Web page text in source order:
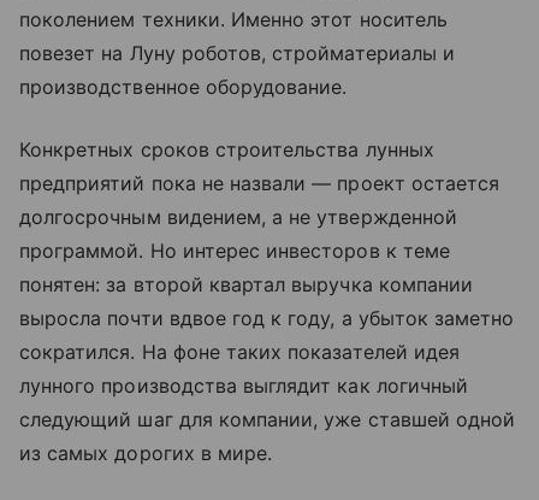
поколением техники. Именно этот носитель
повезет на Луну роботов, стройматериалы и
производственное оборудование.
Конкретных сроков строительства лунных
предприятий пока не назвали — проект остается
долгосрочным видением, а не утвержденной
программой. Но интерес инвесторов к теме
понятен: за второй квартал выручка компании
выросла почти вдвое год к году, а убыток заметно
сократился. На фоне таких показателей идея
лунного производства выглядит как логичный
следующий шаг для компании, уже ставшей одной
из самых дорогих в мире.